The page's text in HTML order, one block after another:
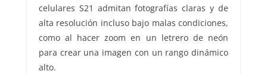
celulares S21 admitan fotografías claras y de
alta resolución incluso bajo malas condiciones,
como al hacer zoom en un letrero de neón
para crear una imagen con un rango dinámico
alto.